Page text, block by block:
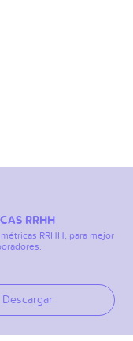
RRHH
RRHH, para mejor
Descargar